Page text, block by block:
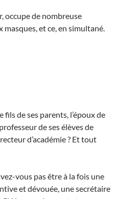
occupe de nombreuse
et ce, en simultané.
de ses parents, l’époux de
de ses élèves de
d’académie ? Et tout
vous pas être à la fois une
et dévouée, une secrétaire